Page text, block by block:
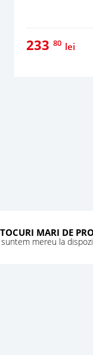
233 80 lei
MARI DE
suntem mereu la